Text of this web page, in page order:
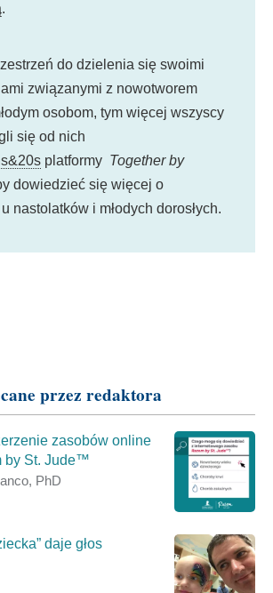
do dzielenia się swoimi
związanymi z nowotworem
osobom, tym więcej wszyscy
się od nich
platformy Together by
dowiedzieć się więcej o
nastolatków i młodych dorosłych.
przez redaktora
zasobów online
by St. Jude™
PhD
daje głos